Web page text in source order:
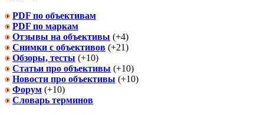
PDF по объективам
PDF по маркам
Отзывы на объективы (+4)
Снимки с объективов (+21)
Обзоры, тесты (+10)
Статьи про объективы (+10)
Новости про объективы (+10)
Форум (+10)
Словарь терминов